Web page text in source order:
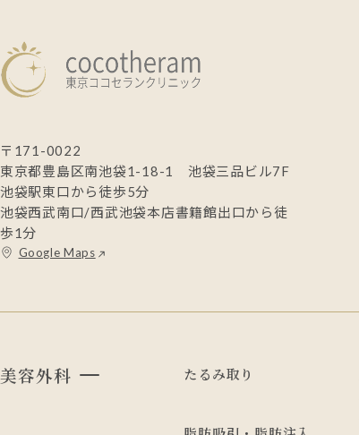
〒171-0022
東京都豊島区南池袋1-18-1 池袋三品ビル7F
池袋駅東口から徒歩5分
池袋西武南口/西武池袋本店書籍館出口から徒
歩1分
Google Maps
美容外科 たるみ取り